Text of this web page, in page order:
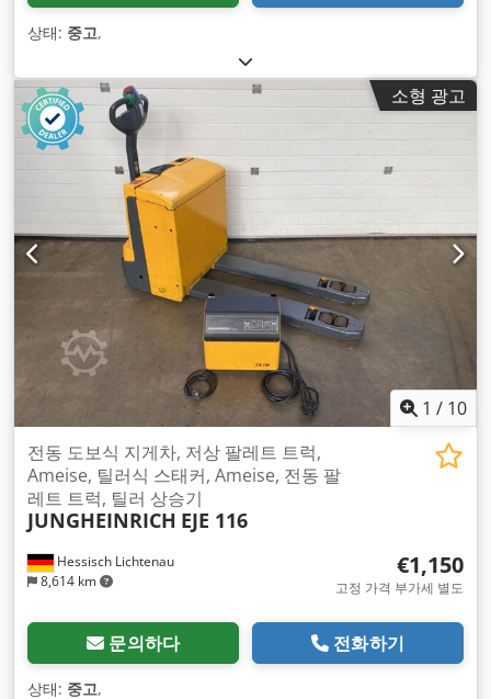
상태: 중고,
소형 광고
1 / 10
Hessisch Lichtenau
8,614 km
전동 도보식 지게차, 저상 팔레트 트럭,
Ameise, 틸러식 스태커, Ameise, 전동 팔
레트 트럭, 틸러 상승기
JUNGHEINRICH EJE 116
€1,150
고정 가격 부가세 별도
문의하다 전화하기
상태: 중고,